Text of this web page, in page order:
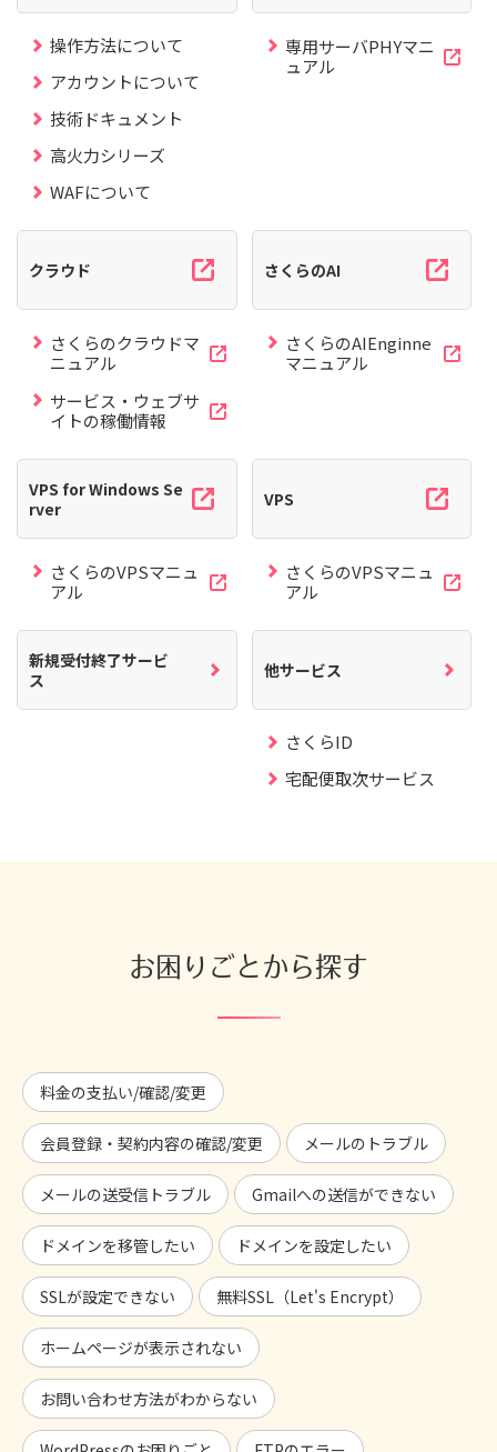
操作方法について
アカウントについて
技術ドキュメント
高火力シリーズ
WAFについて
専用サーバPHYマニ
ュアル
クラウド
さくらのクラウドマ
ニュアル
サービス・ウェブサ
イトの稼働情報
さくらのAI
さくらのAIEnginne
マニュアル
VPS for Windows Se
rver
さくらのVPSマニュ
アル
VPS
さくらのVPSマニュ
アル
新規受付終了サービ
ス
他サービス
さくらID
宅配便取次サービス
お困りごとから探す
料金の支払い/確認/変更
会員登録・契約内容の確認/変更 メールのトラブル
メールの送受信トラブル Gmailへの送信ができない
ドメインを移管したい ドメインを設定したい
SSLが設定できない 無料SSL（Let's Encrypt）
ホームページが表示されない
お問い合わせ方法がわからない